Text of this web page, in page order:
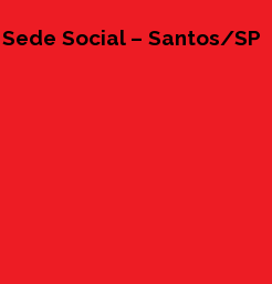
Sede Social – Santos/SP